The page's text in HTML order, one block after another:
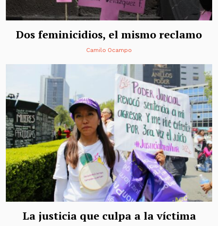
Dos feminicidios, el mismo reclamo
Camilo Ocampo
La justicia que culpa a la víctima